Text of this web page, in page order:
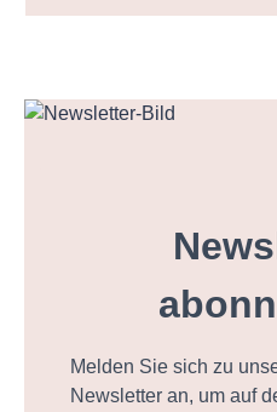
Melden Sie sich zu
Newsletter an, um auf